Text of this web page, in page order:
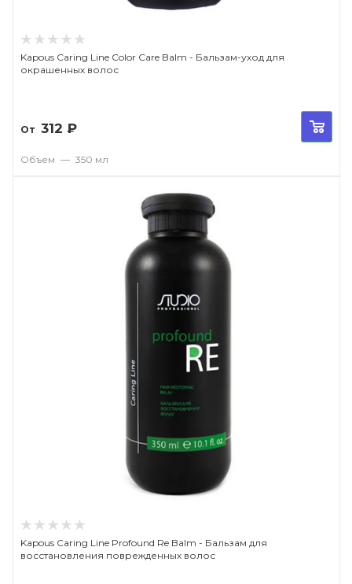
Kapous Caring Line Color Care Balm - Бальзам-уход для
окрашенных волос
От 312 ₽
Объем — 350 мл
Kapous Caring Line Profound Re Balm - Бальзам для
восстановления поврежденных волос